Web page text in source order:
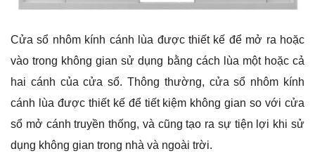
Cửa sổ nhôm kính cánh lùa được thiết kế để mở ra hoặc
vào trong không gian sử dụng bằng cách lùa một hoặc cả
hai cánh của cửa sổ. Thông thường, cửa sổ nhôm kính
cánh lùa được thiết kế để tiết kiệm không gian so với cửa
sổ mở cánh truyền thống, và cũng tạo ra sự tiện lợi khi sử
dụng không gian trong nhà và ngoài trời.